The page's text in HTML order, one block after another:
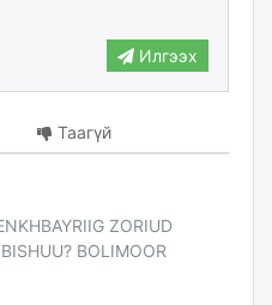
Илгээх
Таагүй
ZORIUD
BOLIMOOR